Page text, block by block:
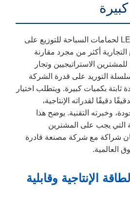
يتطلب توفير مصابيح LED لحمامات السباحة للتوزيع على
أكثر من مجرد مقارنة
الاستراتيجيين وتجار
سلسلة التوريد على قدرة الشركة
ثابتة بكميات كبيرة. ويتطلب اختيار
دقيقًا لقدراته الإنتاجية،
وخبرته التقنية. يوضح هذا
التي يجب على المشترين
شراكة مع شركة مصنعة قادرة
العالمية.
الإنتاجية وقابلية